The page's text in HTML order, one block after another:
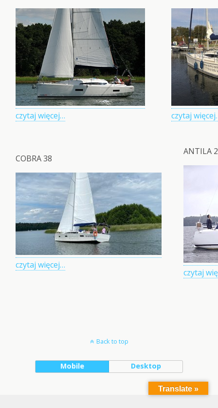
czytaj więcej… czytaj
COBRA 38
czytaj więcej…
ANTILA
czytaj
Back to top
Mobile Desktop
Translate »